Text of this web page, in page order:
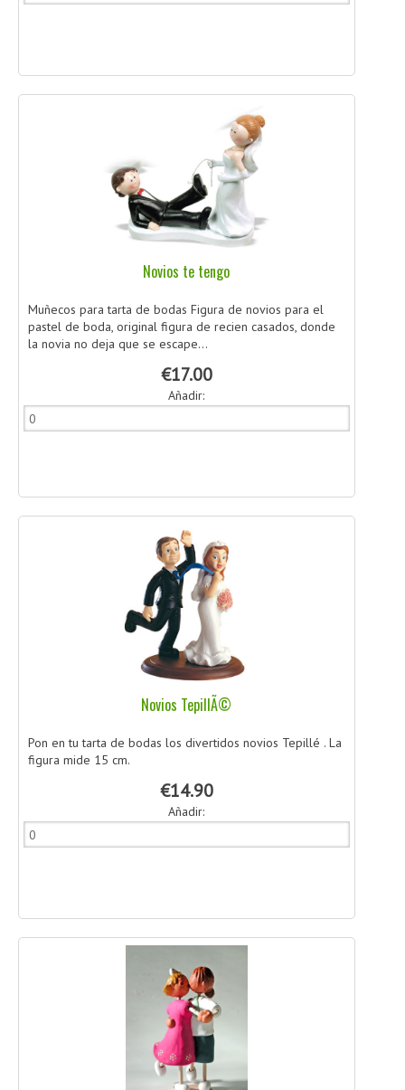
Novios te tengo
Muñecos para tarta de bodas Figura de novios para el
pastel de boda, original figura de recien casados, donde
la novia no deja que se escape...
€17.00
Añadir:
Novios TepillÃ©
Pon en tu tarta de bodas los divertidos novios Tepillé . La
figura mide 15 cm.
€14.90
Añadir: